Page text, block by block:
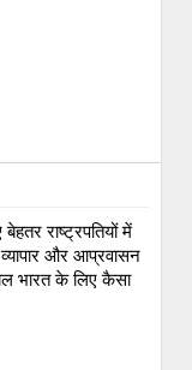
बेहतर राष्ट्रपतियों में
और आप्रवासन
भारत के लिए कैसा